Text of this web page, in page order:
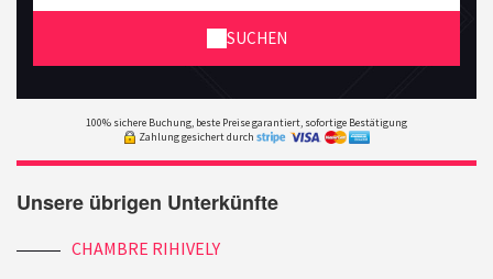
SUCHEN
100% sichere Buchung, beste Preise garantiert, sofortige Bestätigung
Zahlung gesichert durch
Unsere übrigen Unterkünfte
CHAMBRE RIHIVELY